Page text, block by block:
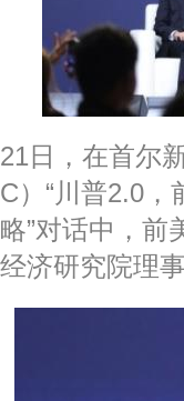
21日，在首尔
C）“川普2.0
略”对话中，前
经济研究院理